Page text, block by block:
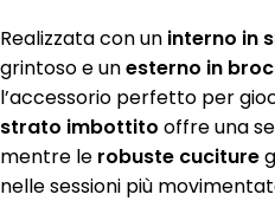
Realizzata con un interno in
grintoso e unesterno in
l’accessorio perfetto per
strato imbottito offre una
mentre le robuste cuciture
nelle sessioni più